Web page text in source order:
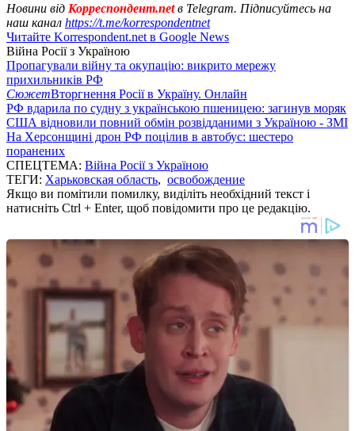
Новини від Корреспондент.netв Telegram. Підписуйтесь на
наш канал https://t.me/korrespondentnet
Читайте Korrespondent.net в Google News
Війна Росії з Україною
Пропагували війну та окупацію: викрито мережу
прихильників РФ
СюжетВторгнення Росії в Україну. Онлайн
РФ вдарила по судну з українською пшеницею: загинув моряк
США відновили повний обмін розвідданими з Україною - ЗМІ
На Херсонщині дрон РФ поцілив в автобус: шестеро
поранених
СПЕЦТЕМА: Війна Росії з Україною
ТЕГИ: Харьковская область, освобождение
Якщо ви помітили помилку, виділіть необхідний текст і
натисніть Ctrl + Enter, щоб повідомити про це редакцію.